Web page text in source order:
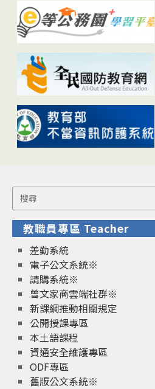
Search
for:
教職員專區 Teacher
差勤系統
電子公文系統※
請購系統※
曾文家商雲端社群※
新課綱推動相關規定
公開授課專區
本土語課程
資通安全維護專區
ODF專區
舊版公文系統※